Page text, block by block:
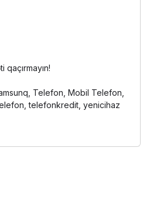
qaçırmayın!
Telefon, Mobil Telefon,
telefonkredit, yenicihaz